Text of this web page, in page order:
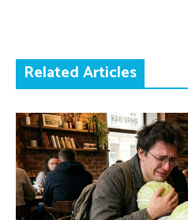
Related Articles